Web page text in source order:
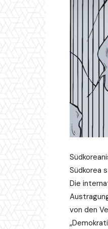
Südkorea
Die
von den